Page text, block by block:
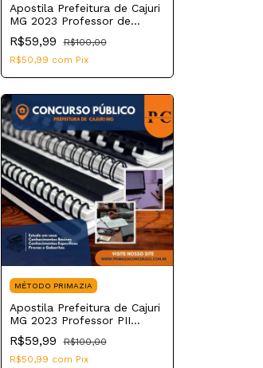
Apostila Prefeitura de Cajuri
MG 2023 Professor de
Reforço Escolar
R$59,99
R$100,00
R$50,99 com Pix
MÉTODO PRIMAZIA
Apostila Prefeitura de Cajuri
MG 2023 Professor PII
Educação Física
R$59,99
R$100,00
R$50,99 com Pix